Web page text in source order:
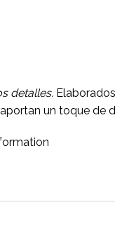
detalles.
un toque de